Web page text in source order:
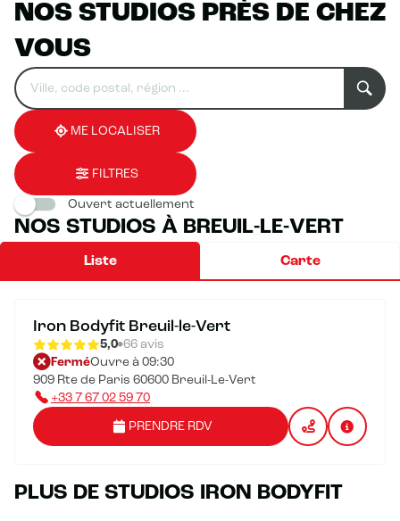
NOS STUDIOS PRÈS DE CHEZ
VOUS
Rechercher
un
établissement
Veuillez
renseigner
une
adresse
0
résultat(s)
trouvé(s)
ME LOCALISER
FILTRES
Ouvert actuellement
NOS STUDIOS À BREUIL-LE-VERT
Liste Carte
Iron Bodyfit Breuil-le-Vert
5,0 66 avis
FerméOuvre à 09:30
909 Rte de Paris 60600 Breuil-Le-Vert
+33 7 67 02 59 70
PRENDRE RDV
PLUS DE STUDIOS IRON BODYFIT